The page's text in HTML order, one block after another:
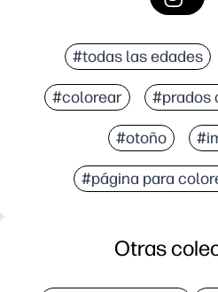
#todas las edades
#colorear #prados
#otoño
#página para
Otras